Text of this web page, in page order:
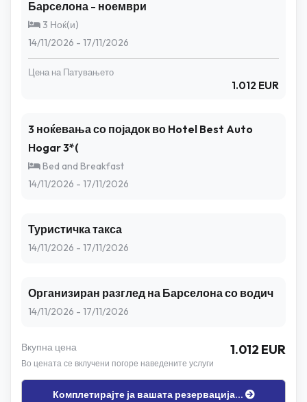
Барселона - ноември
3 Ноќ(и)
14/11/2026 - 17/11/2026
Цена на Патувањето
1.012 EUR
3 ноќевања со појадок во Hotel Best Auto
Hogar 3*(
Bed and Breakfast
14/11/2026 - 17/11/2026
Туристичка такса
14/11/2026 - 17/11/2026
Организиран разглед на Барселона со водич
14/11/2026 - 17/11/2026
Вкупна цена 1.012 EUR
Во цената се вклучени погоре наведените услуги
Комплетирајте ја вашата резервација...